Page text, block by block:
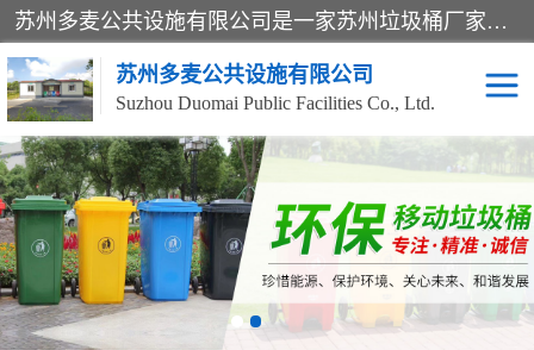
苏州多麦公共设施有限公司是一家苏州垃圾桶厂家，主营：塑料垃圾桶、分类果皮箱、户外园林椅、保安岗亭等产品厂家。全国统一热线电话：17105580222。公司组建完善的团队。设计人员，能根据客户要求，提供适合的设计方案，来满足客户的需求。
苏州多麦公共设施有限公司
Suzhou Duomai Public Facilities Co., Ltd.
办公室脚踩垃圾桶 保安岗亭
分类果皮箱 公园椅
垃圾分类房 塑料垃圾桶